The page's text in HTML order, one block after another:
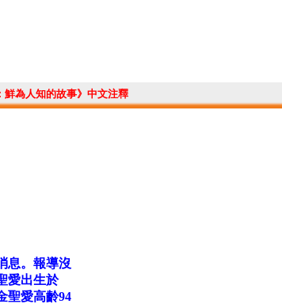
鮮為人知的故事》中文注釋
息。報導沒
愛出生於
聖愛高齡94